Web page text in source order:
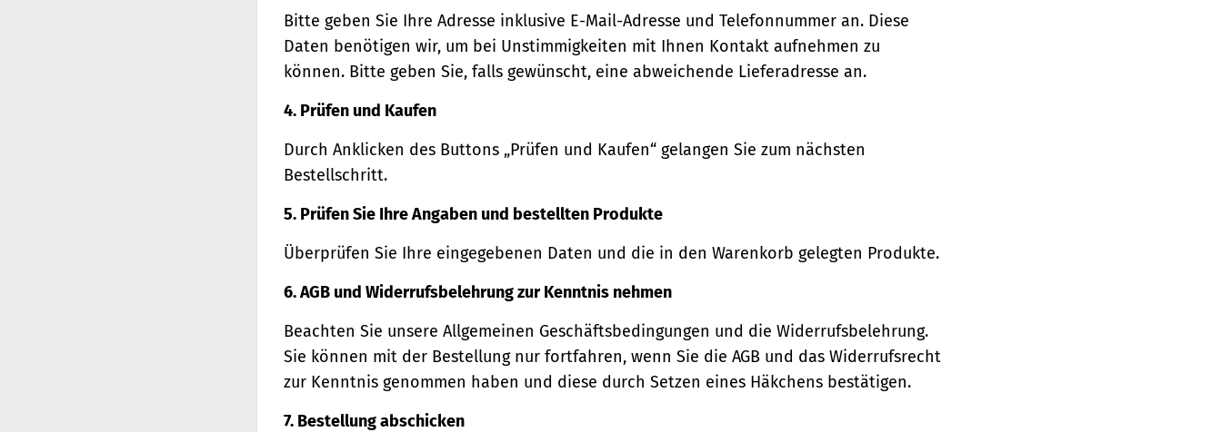
Bitte geben Sie Ihre Adresse inklusive E-Mail-Adresse und Telefonnummer an. Diese
Daten benötigen wir, um bei Unstimmigkeiten mit Ihnen Kontakt aufnehmen zu
können. Bitte geben Sie, falls gewünscht, eine abweichende Lieferadresse an.
4. Prüfen und Kaufen
Durch Anklicken des Buttons „Prüfen und Kaufen“ gelangen Sie zum nächsten
Bestellschritt.
5. Prüfen Sie Ihre Angaben und bestellten Produkte
Überprüfen Sie Ihre eingegebenen Daten und die in den Warenkorb gelegten Produkte.
6. AGB und Widerrufsbelehrung zur Kenntnis nehmen
Beachten Sie unsere Allgemeinen Geschäftsbedingungen und die Widerrufsbelehrung.
Sie können mit der Bestellung nur fortfahren, wenn Sie die AGB und das Widerrufsrecht
zur Kenntnis genommen haben und diese durch Setzen eines Häkchens bestätigen.
7. Bestellung abschicken